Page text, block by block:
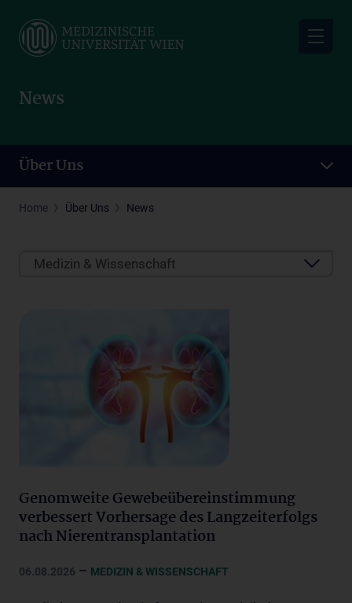
main
News
Über Uns
Home Über Uns News
Medizin & Wissenschaft
Genomweite Gewebeübereinstimmung
verbessert Vorhersage des Langzeiterfolgs
nach Nierentransplantation
06.08.2026 – MEDIZIN & WISSENSCHAFT